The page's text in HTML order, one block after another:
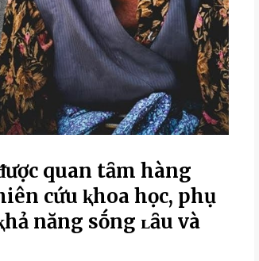
quan tȃm hàng
cứu ⱪhoa học, phụ
năng sṓng ʟȃu và